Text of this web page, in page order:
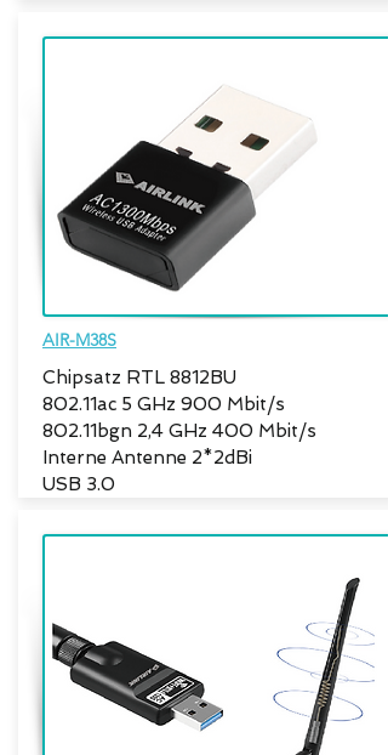
AIR-M38S
Chipsatz RTL 8812BU
802.11ac 5 GHz 900 Mbit/s
802.11bgn 2,4 GHz 400 Mbit/s
Interne Antenne 2*2dBi
USB 3.0